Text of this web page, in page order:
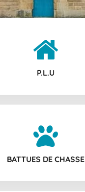
P.L.U
BATTUES DE CHASSE